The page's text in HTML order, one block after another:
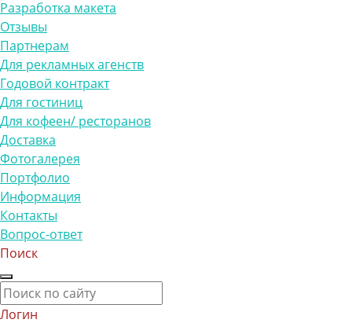
Разработка макета
Отзывы
Партнерам
Для рекламных агенств
Годовой контракт
Для гостиниц
Для кофеен/ ресторанов
Доставка
Фотогалерея
Портфолио
Информация
Контакты
Вопрос-ответ
Поиск
Логин